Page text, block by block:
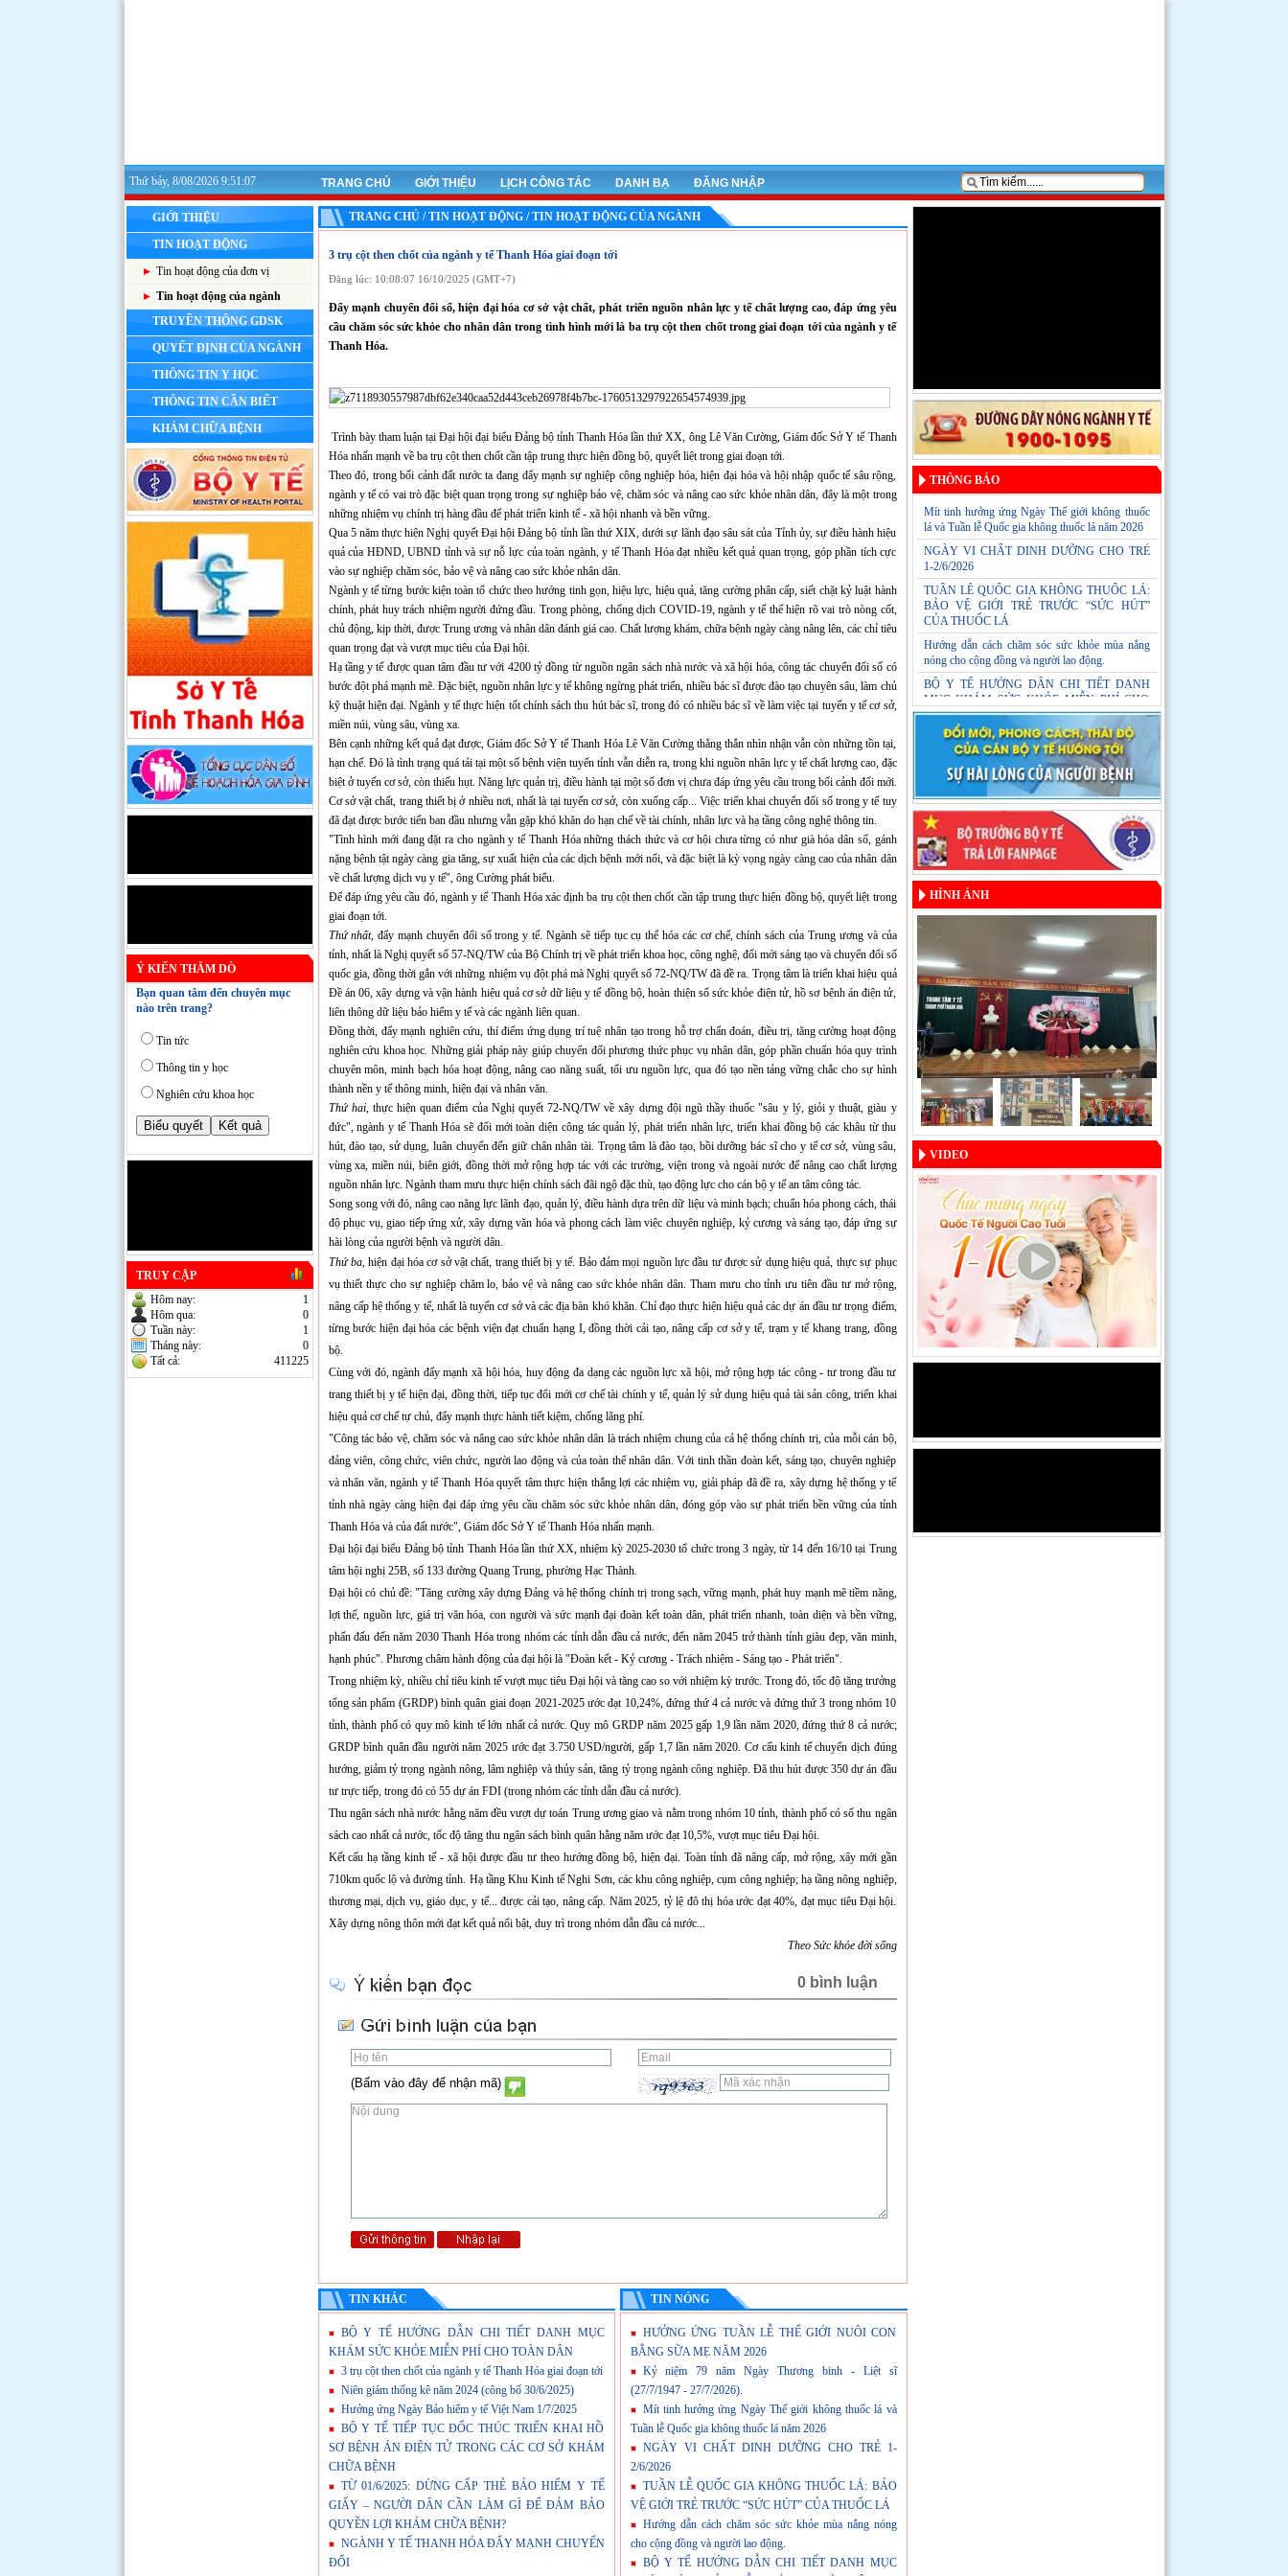
Thứ bảy, 8/08/2026 9:51:08 TRANG CHỦ GIỚI THIỆU LỊCH CÔNG TÁC DANH BẠ ĐĂNG NHẬP
GIỚI THIỆU
TIN HOẠT ĐỘNG
Tin hoạt động của đơn vị
Tin hoạt động của ngành
TRUYỀN THÔNG GDSK
QUYẾT ĐỊNH CỦA NGÀNH
THÔNG TIN Y HỌC
THÔNG TIN CẦN BIẾT
KHÁM CHỮA BỆNH
Ý KIẾN THĂM DÒ
Bạn quan tâm đến chuyên mục
nào trên trang?
Tin tức
Thông tin y học
Nghiên cứu khoa học
TRUY CẬP
Hôm nay:
1
Hôm qua:
0
Tuần này:
1
Tháng này:
0
Tất cả:
411225
TRANG CHỦ / TIN HOẠT ĐỘNG / TIN HOẠT ĐỘNG CỦA NGÀNH
3 trụ cột then chốt của ngành y tế Thanh Hóa giai đoạn tới
Đăng lúc: 10:08:07 16/10/2025 (GMT+7)
Đẩy mạnh chuyển đổi số, hiện đại hóa cơ sở vật chất, phát triển nguồn nhân lực y tế chất lượng cao, đáp ứng yêu
cầu chăm sóc sức khỏe cho nhân dân trong tình hình mới là ba trụ cột then chốt trong giai đoạn tới của ngành y tế
Thanh Hóa.
Trình bày tham luận tại Đại hội đại biểu Đảng bộ tỉnh Thanh Hóa lần thứ XX, ông Lê Văn Cường, Giám đốc Sở Y tế Thanh
Hóa nhấn mạnh về ba trụ cột then chốt cần tập trung thực hiện đồng bộ, quyết liệt trong giai đoạn tới.
Theo đó, trong bối cảnh đất nước ta đang đẩy mạnh sự nghiệp công nghiệp hóa, hiện đại hóa và hội nhập quốc tế sâu rộng,
ngành y tế có vai trò đặc biệt quan trọng trong sự nghiệp bảo vệ, chăm sóc và nâng cao sức khỏe nhân dân, đây là một trong
những nhiệm vụ chính trị hàng đầu để phát triển kinh tế - xã hội nhanh và bền vững.
Qua 5 năm thực hiện Nghị quyết Đại hội Đảng bộ tỉnh lần thứ XIX, dưới sự lãnh đạo sâu sát của Tỉnh ủy, sự điều hành hiệu
quả của HĐND, UBND tỉnh và sự nỗ lực của toàn ngành, y tế Thanh Hóa đạt nhiều kết quả quan trọng, góp phần tích cực
vào sự nghiệp chăm sóc, bảo vệ và nâng cao sức khỏe nhân dân.
Ngành y tế từng bước kiện toàn tổ chức theo hướng tinh gọn, hiệu lực, hiệu quả, tăng cường phân cấp, siết chặt kỷ luật hành
chính, phát huy trách nhiệm người đứng đầu. Trong phòng, chống dịch COVID-19, ngành y tế thể hiện rõ vai trò nòng cốt,
chủ động, kịp thời, được Trung ương và nhân dân đánh giá cao. Chất lượng khám, chữa bệnh ngày càng nâng lên, các chỉ tiêu
quan trọng đạt và vượt mục tiêu của Đại hội.
Hạ tầng y tế được quan tâm đầu tư với 4200 tỷ đồng từ nguồn ngân sách nhà nước và xã hội hóa, công tác chuyển đổi số có
bước đột phá mạnh mẽ. Đặc biệt, nguồn nhân lực y tế không ngừng phát triển, nhiều bác sĩ được đào tạo chuyên sâu, làm chủ
kỹ thuật hiện đại. Ngành y tế thực hiện tốt chính sách thu hút bác sĩ, trong đó có nhiều bác sĩ về làm việc tại tuyến y tế cơ sở,
miền núi, vùng sâu, vùng xa.
Bên cạnh những kết quả đạt được, Giám đốc Sở Y tế Thanh Hóa Lê Văn Cường thẳng thắn nhìn nhận vẫn còn những tồn tại,
hạn chế. Đó là tình trạng quá tải tại một số bệnh viện tuyến tỉnh vẫn diễn ra, trong khi nguồn nhân lực y tế chất lượng cao, đặc
biệt ở tuyến cơ sở, còn thiếu hụt. Năng lực quản trị, điều hành tại một số đơn vị chưa đáp ứng yêu cầu trong bối cảnh đổi mới.
Cơ sở vật chất, trang thiết bị ở nhiều nơi, nhất là tại tuyến cơ sở, còn xuống cấp... Việc triển khai chuyển đổi số trong y tế tuy
đã đạt được bước tiến ban đầu nhưng vẫn gặp khó khăn do hạn chế về tài chính, nhân lực và hạ tầng công nghệ thông tin.
"Tình hình mới đang đặt ra cho ngành y tế Thanh Hóa những thách thức và cơ hội chưa từng có như già hóa dân số, gánh
nặng bệnh tật ngày càng gia tăng, sự xuất hiện của các dịch bệnh mới nổi, và đặc biệt là kỳ vọng ngày càng cao của nhân dân
về chất lượng dịch vụ y tế", ông Cường phát biểu.
Để đáp ứng yêu cầu đó, ngành y tế Thanh Hóa xác định ba trụ cột then chốt cần tập trung thực hiện đồng bộ, quyết liệt trong
giai đoạn tới.
Thứ nhất, đẩy mạnh chuyển đổi số trong y tế. Ngành sẽ tiếp tục cụ thể hóa các cơ chế, chính sách của Trung ương và của
tỉnh, nhất là Nghị quyết số 57-NQ/TW của Bộ Chính trị về phát triển khoa học, công nghệ, đổi mới sáng tạo và chuyển đổi số
quốc gia, đồng thời gắn với những nhiệm vụ đột phá mà Nghị quyết số 72-NQ/TW đã đề ra. Trọng tâm là triển khai hiệu quả
Đề án 06, xây dựng và vận hành hiệu quả cơ sở dữ liệu y tế đồng bộ, hoàn thiện sổ sức khỏe điện tử, hồ sơ bệnh án điện tử,
liên thông dữ liệu bảo hiểm y tế và các ngành liên quan.
Đồng thời, đẩy mạnh nghiên cứu, thí điểm ứng dụng trí tuệ nhân tạo trong hỗ trợ chẩn đoán, điều trị, tăng cường hoạt động
nghiên cứu khoa học. Những giải pháp này giúp chuyển đổi phương thức phục vụ nhân dân, góp phần chuẩn hóa quy trình
chuyên môn, minh bạch hóa hoạt động, nâng cao năng suất, tối ưu nguồn lực, qua đó tạo nền tảng vững chắc cho sự hình
thành nền y tế thông minh, hiện đại và nhân văn.
Thứ hai,thực hiện quan điểm của Nghị quyết 72-NQ/TW về xây dựng đội ngũ thầy thuốc "sâu y lý, giỏi y thuật, giàu y
đức", ngành y tế Thanh Hóa sẽ đổi mới toàn diện công tác quản lý, phát triển nhân lực, triển khai đồng bộ các khâu từ thu
hút, đào tạo, sử dụng, luân chuyển đến giữ chân nhân tài. Trọng tâm là đào tạo, bồi dưỡng bác sĩ cho y tế cơ sở, vùng sâu,
vùng xa, miền núi, biên giới, đồng thời mở rộng hợp tác với các trường, viện trong và ngoài nước để nâng cao chất lượng
nguồn nhân lực. Ngành tham mưu thực hiện chính sách đãi ngộ đặc thù, tạo động lực cho cán bộ y tế an tâm công tác.
Song song với đó, nâng cao năng lực lãnh đạo, quản lý, điều hành dựa trên dữ liệu và minh bạch; chuẩn hóa phong cách, thái
độ phục vụ, giao tiếp ứng xử, xây dựng văn hóa và phong cách làm việc chuyên nghiệp, kỷ cương và sáng tạo, đáp ứng sự
hài lòng của người bệnh và người dân.
Thứ ba, hiện đại hóa cơ sở vật chất, trang thiết bị y tế. Bảo đảm mọi nguồn lực đầu tư được sử dụng hiệu quả, thực sự phục
vụ thiết thực cho sự nghiệp chăm lo, bảo vệ và nâng cao sức khỏe nhân dân. Tham mưu cho tỉnh ưu tiên đầu tư mở rộng,
nâng cấp hệ thống y tế, nhất là tuyến cơ sở và các địa bàn khó khăn. Chỉ đạo thực hiện hiệu quả các dự án đầu tư trọng điểm,
từng bước hiện đại hóa các bệnh viện đạt chuẩn hạng I, đồng thời cải tạo, nâng cấp cơ sở y tế, trạm y tế khang trang, đồng
bộ.
Cùng với đó, ngành đẩy mạnh xã hội hóa, huy động đa dạng các nguồn lực xã hội, mở rộng hợp tác công - tư trong đầu tư
trang thiết bị y tế hiện đại, đồng thời, tiếp tục đổi mới cơ chế tài chính y tế, quản lý sử dụng hiệu quả tài sản công, triển khai
hiệu quả cơ chế tự chủ, đẩy mạnh thực hành tiết kiệm, chống lãng phí.
"Công tác bảo vệ, chăm sóc và nâng cao sức khỏe nhân dân là trách nhiệm chung của cả hệ thống chính trị, của mỗi cán bộ,
đảng viên, công chức, viên chức, người lao động và của toàn thể nhân dân. Với tinh thần đoàn kết, sáng tạo, chuyên nghiệp
và nhân văn, ngành y tế Thanh Hóa quyết tâm thực hiện thắng lợi các nhiệm vụ, giải pháp đã đề ra, xây dựng hệ thống y tế
tỉnh nhà ngày càng hiện đại đáp ứng yêu cầu chăm sóc sức khỏe nhân dân, đóng góp vào sự phát triển bền vững của tỉnh
Thanh Hóa và của đất nước", Giám đốc Sở Y tế Thanh Hóa nhấn mạnh.
Đại hội đại biểu Đảng bộ tỉnh Thanh Hóa lần thứ XX, nhiệm kỳ 2025-2030 tổ chức trong 3 ngày, từ 14 đến 16/10 tại Trung
tâm hội nghị 25B, số 133 đường Quang Trung, phường Hạc Thành.
Đại hội có chủ đề: "Tăng cường xây dựng Đảng và hệ thống chính trị trong sạch, vững mạnh, phát huy mạnh mẽ tiềm năng,
lợi thế, nguồn lực, giá trị văn hóa, con người và sức mạnh đại đoàn kết toàn dân, phát triển nhanh, toàn diện và bền vững,
phấn đấu đến năm 2030 Thanh Hóa trong nhóm các tỉnh dẫn đầu cả nước, đến năm 2045 trở thành tỉnh giàu đẹp, văn minh,
hạnh phúc". Phương châm hành động của đại hội là "Đoàn kết - Kỷ cương - Trách nhiệm - Sáng tạo - Phát triển".
Trong nhiệm kỳ, nhiều chỉ tiêu kinh tế vượt mục tiêu Đại hội và tăng cao so với nhiệm kỳ trước. Trong đó, tốc độ tăng trưởng
tổng sản phẩm (GRDP) bình quân giai đoạn 2021-2025 ước đạt 10,24%, đứng thứ 4 cả nước và đứng thứ 3 trong nhóm 10
tỉnh, thành phố có quy mô kinh tế lớn nhất cả nước. Quy mô GRDP năm 2025 gấp 1,9 lần năm 2020, đứng thứ 8 cả nước;
GRDP bình quân đầu người năm 2025 ước đạt 3.750 USD/người, gấp 1,7 lần năm 2020. Cơ cấu kinh tế chuyển dịch đúng
hướng, giảm tỷ trọng ngành nông, lâm nghiệp và thủy sản, tăng tỷ trọng ngành công nghiệp. Đã thu hút được 350 dự án đầu
tư trực tiếp, trong đó có 55 dự án FDI (trong nhóm các tỉnh dẫn đầu cả nước).
Thu ngân sách nhà nước hằng năm đều vượt dự toán Trung ương giao và nằm trong nhóm 10 tỉnh, thành phố có số thu ngân
sách cao nhất cả nước, tốc độ tăng thu ngân sách bình quân hằng năm ước đạt 10,5%, vượt mục tiêu Đại hội.
Kết cấu hạ tầng kinh tế - xã hội được đầu tư theo hướng đồng bộ, hiện đại. Toàn tỉnh đã nâng cấp, mở rộng, xây mới gần
710km quốc lộ và đường tỉnh. Hạ tầng Khu Kinh tế Nghi Sơn, các khu công nghiệp, cụm công nghiệp; hạ tầng nông nghiệp,
thương mại, dịch vụ, giáo dục, y tế... được cải tạo, nâng cấp. Năm 2025, tỷ lệ đô thị hóa ước đạt 40%, đạt mục tiêu Đại hội.
Xây dựng nông thôn mới đạt kết quả nổi bật, duy trì trong nhóm dẫn đầu cả nước...
Theo Sức khỏe đời sống
0 bình luận
(Bấm vào đây để nhận mã)
TIN KHÁC
BỘ Y TẾ HƯỚNG DẪN CHI TIẾT DANH MỤC
KHÁM SỨC KHỎE MIỄN PHÍ CHO TOÀN DÂN
3 trụ cột then chốt của ngành y tế Thanh Hóa giai đoạn tới
Niên giám thống kê năm 2024 (công bố 30/6/2025)
Hưởng ứng Ngày Bảo hiểm y tế Việt Nam 1/7/2025
BỘ Y TẾ TIẾP TỤC ĐỐC THÚC TRIỂN KHAI HỒ
SƠ BỆNH ÁN ĐIỆN TỬ TRONG CÁC CƠ SỞ KHÁM
CHỮA BỆNH
TỪ 01/6/2025: DỪNG CẤP THẺ BẢO HIỂM Y TẾ
GIẤY – NGƯỜI DÂN CẦN LÀM GÌ ĐỂ ĐẢM BẢO
QUYỀN LỢI KHÁM CHỮA BỆNH?
NGÀNH Y TẾ THANH HÓA ĐẨY MẠNH CHUYỂN
ĐỔI
TIN NÓNG
HƯỞNG ỨNG TUẦN LỄ THẾ GIỚI NUÔI CON
BẰNG SỮA MẸ NĂM 2026
Kỷ niệm 79 năm Ngày Thương binh - Liệt sĩ
(27/7/1947 - 27/7/2026).
Mít tinh hưởng ứng Ngày Thế giới không thuốc lá và
Tuần lễ Quốc gia không thuốc lá năm 2026
NGÀY VI CHẤT DINH DƯỠNG CHO TRẺ 1-
2/6/2026
TUẦN LỄ QUỐC GIA KHÔNG THUỐC LÁ: BẢO
VỆ GIỚI TRẺ TRƯỚC “SỨC HÚT” CỦA THUỐC LÁ
Hướng dẫn cách chăm sóc sức khỏe mùa nắng nóng
cho cộng đồng và người lao động.
BỘ Y TẾ HƯỚNG DẪN CHI TIẾT DANH MỤC
THÔNG BÁO
Mít tinh hưởng ứng Ngày Thế giới không thuốc
lá và Tuần lễ Quốc gia không thuốc lá năm 2026
NGÀY VI CHẤT DINH DƯỠNG CHO TRẺ
1-2/6/2026
TUẦN LỄ QUỐC GIA KHÔNG THUỐC LÁ:
BẢO VỆ GIỚI TRẺ TRƯỚC “SỨC HÚT”
CỦA THUỐC LÁ
Hướng dẫn cách chăm sóc sức khỏe mùa nắng
nóng cho cộng đồng và người lao động.
BỘ Y TẾ HƯỚNG DẪN CHI TIẾT DANH
MỤC KHÁM SỨC KHỎE MIỄN PHÍ CHO
TOÀN DÂN
HÌNH ẢNH
VIDEO